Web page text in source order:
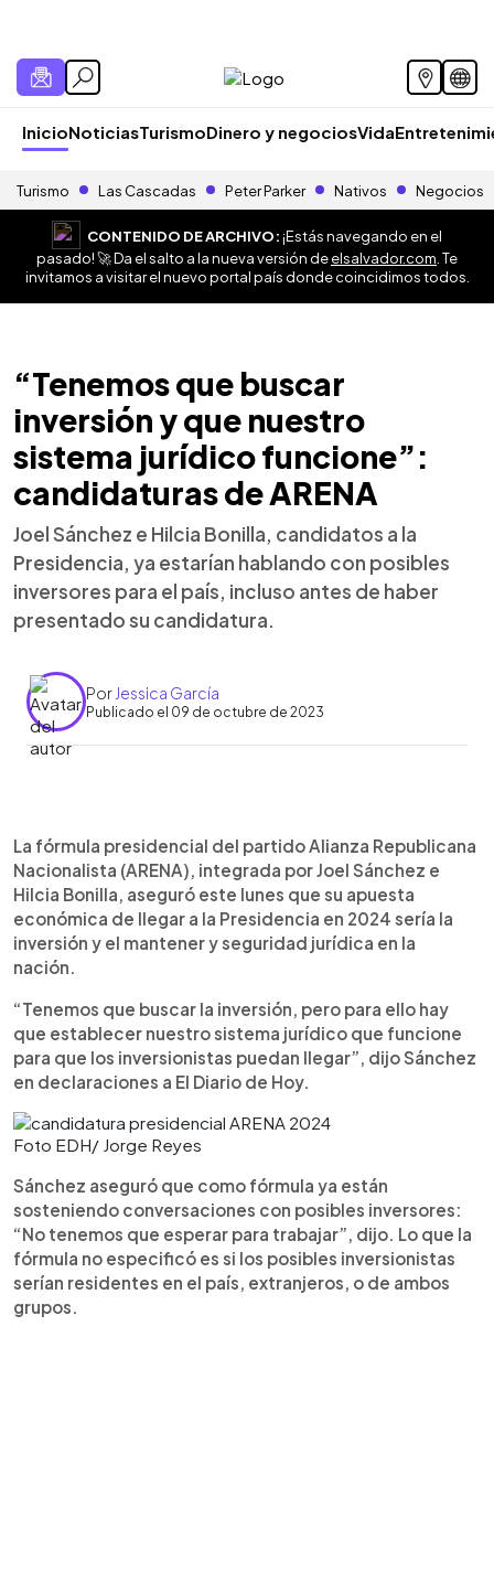
InicioNoticiasTurismoDinero y negociosVida
Turismo Las Cascadas Peter Parker Nativos Negocios
CONTENIDO DE ARCHIVO:¡Estás navegando en el
pasado! 🚀 Da el salto a la nueva versión deelsalvador.com . Te
invitamos a visitar el nuevo portal país donde coincidimos todos.
“Tenemos que buscar
inversión y que nuestro
sistema jurídico funcione”:
candidaturas de ARENA
Joel Sánchez e Hilcia Bonilla, candidatos a la
Presidencia, ya estarían hablando con posibles
inversores para el país, incluso antes de haber
presentado su candidatura.
Por Jessica García
Publicado el 09 de octubre de 2023
Escuchar artículo
La fórmula presidencial del partido Alianza Republicana
Nacionalista (ARENA), integrada por Joel Sánchez e
Hilcia Bonilla, aseguró este lunes que su apuesta
económica de llegar a la Presidencia en 2024 sería la
inversión y el mantener y seguridad jurídica en la
nación.
“Tenemos que buscar la inversión, pero para ello hay
que establecer nuestro sistema jurídico que funcione
para que los inversionistas puedan llegar”, dijo Sánchez
en declaraciones a El Diario de Hoy.
Foto EDH/ Jorge Reyes
Sánchez aseguró que como fórmula ya están
sosteniendo conversaciones con posibles inversores:
“No tenemos que esperar para trabajar”, dijo. Lo que la
fórmula no especificó es si los posibles inversionistas
serían residentes en el país, extranjeros, o de ambos
grupos.